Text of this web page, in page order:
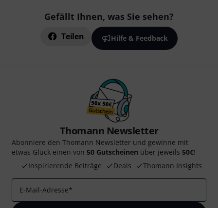
Gefällt Ihnen, was Sie sehen?
Teilen Hilfe & Feedback
Thomann Newsletter
Abonniere den Thomann Newsletter und gewinne mit
etwas Glück einen von 50 Gutscheinen über jeweils 50€!
Inspirierende Beiträge
Deals Thomann Insights
E-Mail-Adresse*